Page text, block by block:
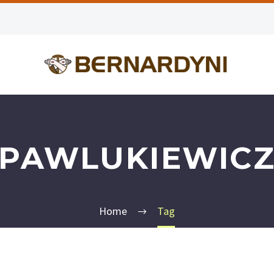
PAWLUKIEWICZ
Home Tag